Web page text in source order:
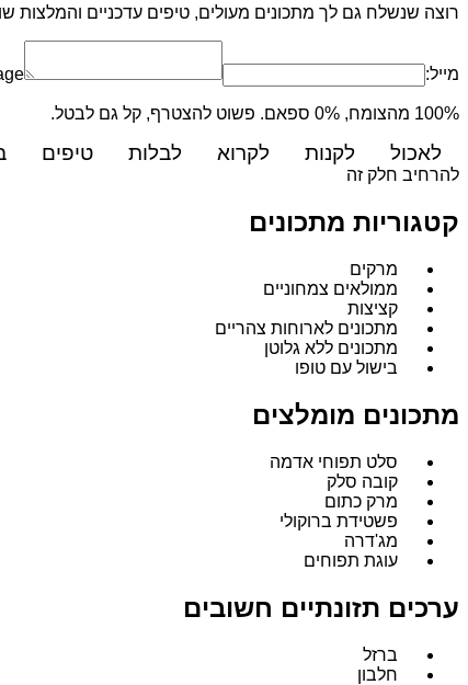
רוצה שנשלח גם לך מתכונים מעולים, טיפים עדכניים והמלצות
מייל:
100% מהצומח, 0% ספאם. פשוט להצטרף, קל גם לבטל.
לאכול לקנות לקרוא לבלות טיפים
להרחיב חלק זה
קטגוריות מתכונים
מרקים
ממולאים צמחוניים
קציצות
מתכונים לארוחות צהריים
מתכונים ללא גלוטן
בישול עם טופו
מתכונים מומלצים
סלט תפוחי אדמה
קובה סלק
מרק כתום
פשטידת ברוקולי
מג'דרה
עוגת תפוחים
ערכים תזונתיים חשובים
ברזל
חלבון